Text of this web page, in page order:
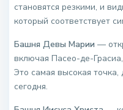
становятся резкими, и
который соответствует
Башня Девы Марии —
включая Пасео-де-
Это самая высокая
сегодня.